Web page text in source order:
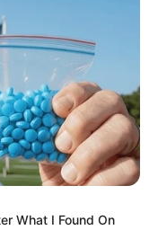
What I Found On